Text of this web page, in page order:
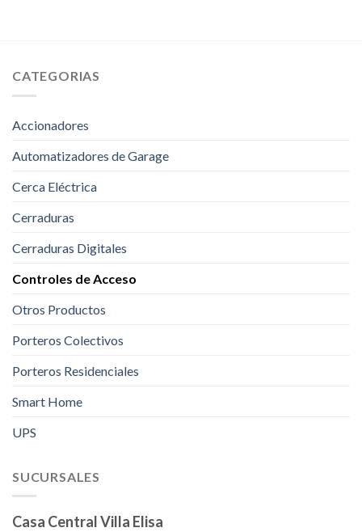
CATEGORIAS
Accionadores
Automatizadores de Garage
Cerca Eléctrica
Cerraduras
Cerraduras Digitales
Controles de Acceso
Otros Productos
Porteros Colectivos
Porteros Residenciales
Smart Home
UPS
SUCURSALES
Casa Central Villa Elisa